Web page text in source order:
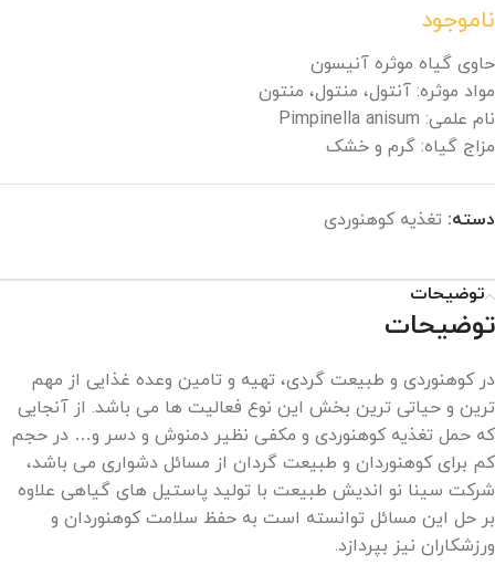
ناموجود
حاوی گیاه موثره آنیسون
مواد موثره: آنتول، منتول، منتون
نام علمی: Pimpinella anisum
مزاج گیاه: گرم و خشک
دسته: تغذیه کوهنوردی
توضیحات
توضیحات
در کوهنوردی و طبیعت گردی، تهیه و تامین وعده غذایی از مهم
ترین و حیاتی ترین بخش این نوع فعالیت ها می باشد. از آنجایی
که حمل تغذیه کوهنوردی و مکفی نظیر دمنوش و دسر و… در حجم
کم برای کوهنوردان و طبیعت گردان از مسائل دشواری می باشد،
شرکت سینا نو اندیش طبیعت با تولید پاستیل های گیاهی علاوه
بر حل این مسائل توانسته است به حفظ سلامت کوهنوردان و
ورزشکاران نیز بپردازد.